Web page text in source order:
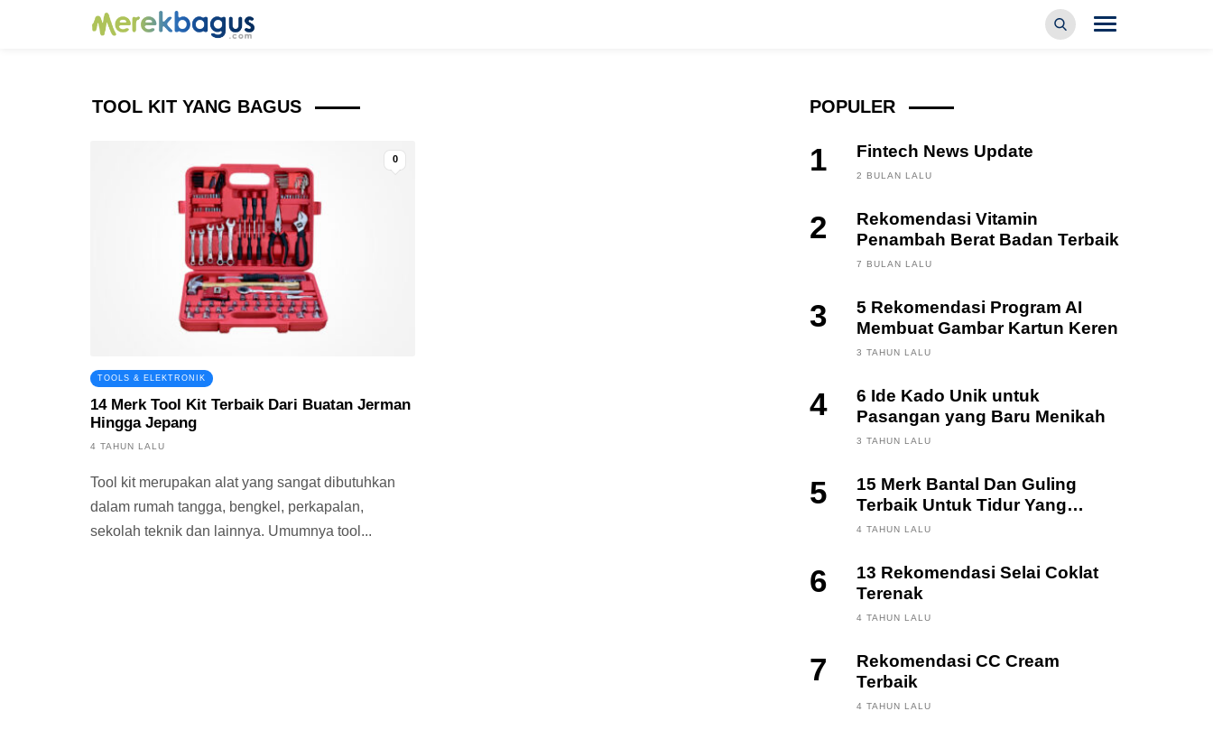
TOOL KIT YANG BAGUS
0
TOOLS & ELEKTRONIK
14 Merk Tool Kit Terbaik Dari Buatan Jerman
Hingga Jepang
4 TAHUN LALU
Tool kit merupakan alat yang sangat dibutuhkan
dalam rumah tangga, bengkel, perkapalan,
sekolah teknik dan lainnya. Umumnya tool...
POPULER
1 Fintech News Update
2 BULAN LALU
2
Rekomendasi Vitamin
Penambah Berat Badan Terbaik
7 BULAN LALU
3
5 Rekomendasi Program AI
Membuat Gambar Kartun Keren
3 TAHUN LALU
4
6 Ide Kado Unik untuk
Pasangan yang Baru Menikah
3 TAHUN LALU
5
15 Merk Bantal Dan Guling
Terbaik Untuk Tidur Yang
Berkualitas
4 TAHUN LALU
6
13 Rekomendasi Selai Coklat
Terenak
4 TAHUN LALU
7
Rekomendasi CC Cream
Terbaik
4 TAHUN LALU